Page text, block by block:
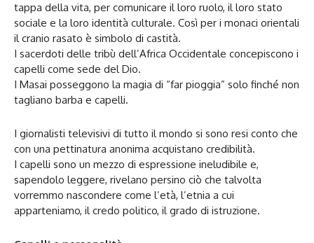
tappa della vita, per comunicare il loro ruolo, il loro stato
sociale e la loro identità culturale. Così per i monaci orientali
il cranio rasato è simbolo di castità.
I sacerdoti delle tribù dell’Africa Occidentale concepiscono i
capelli come sede del Dio.
I Masai posseggono la magia di “far pioggia” solo finché non
tagliano barba e capelli.
I giornalisti televisivi di tutto il mondo si sono resi conto che
con una pettinatura anonima acquistano credibilità.
I capelli sono un mezzo di espressione ineludibile e,
sapendolo leggere, rivelano persino ciò che talvolta
vorremmo nascondere come l’età, l’etnia a cui
apparteniamo, il credo politico, il grado di istruzione.